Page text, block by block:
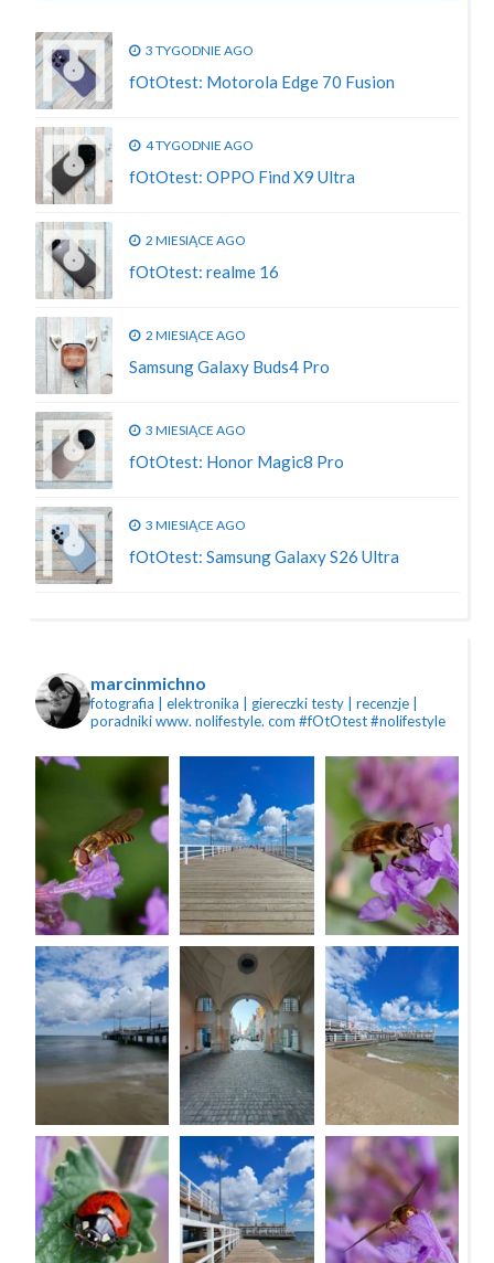
3 TYGODNIE AGO
fOtOtest: Motorola Edge 70 Fusion
4 TYGODNIE AGO
fOtOtest: OPPO Find X9 Ultra
2 MIESIĄCE AGO
fOtOtest: realme 16
2 MIESIĄCE AGO
Samsung Galaxy Buds4 Pro
3 MIESIĄCE AGO
fOtOtest: Honor Magic8 Pro
3 MIESIĄCE AGO
fOtOtest: Samsung Galaxy S26 Ultra
marcinmichno
fotografia | elektronika | giereczkitesty | recenzje |
poradnikiwww. nolifestyle. com #fOtOtest #nolifestyle